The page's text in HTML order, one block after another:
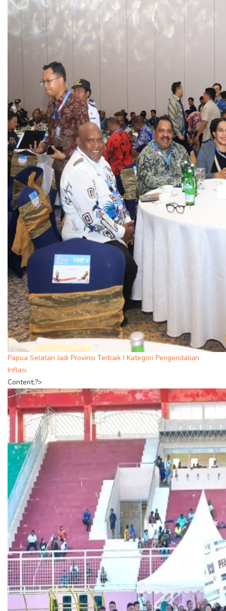
Papua Selatan Jadi Provinsi Terbaik I Kategori Pengendalian
Inflasi
Content;?>